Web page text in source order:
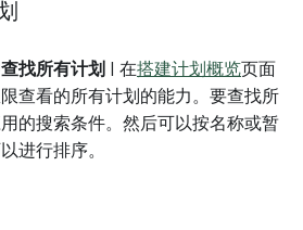
找所有计划 | 在搭建计划概览页面
查看的所有计划的能力。要查找所
的搜索条件。然后可以按名称或暂
进行排序。